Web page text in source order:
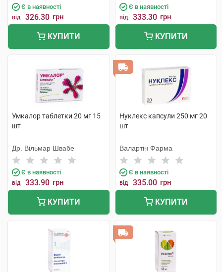
Є в наявності
від 326.30 грн
КУПИТИ
Є в наявності
від 333.30 грн
КУПИТИ
Умкалор таблетки 20 мг 15
шт
Др. Вільмар Швабе
Є в наявності
від 333.90 грн
КУПИТИ
Нуклекс капсули 250 мг 20
шт
Валартін Фарма
Є в наявності
від 335.00 грн
КУПИТИ